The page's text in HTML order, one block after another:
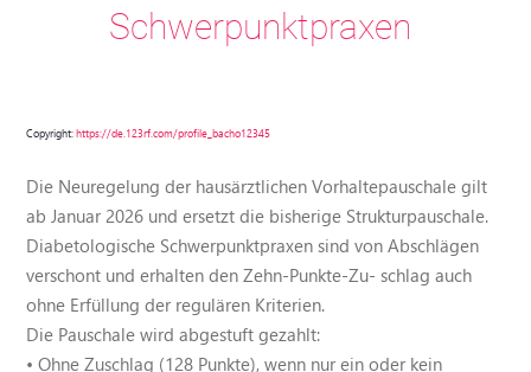
Schwerpunktpraxen
Copyright:https://de.123rf.com/profile_bacho12345
Die Neuregelung der hausärztlichen Vorhaltepauschale gilt
ab Januar 2026 und ersetzt die bisherige Strukturpauschale.
Diabetologische Schwerpunktpraxen sind von Abschlägen
verschont und erhalten den Zehn-Punkte-Zu- schlag auch
ohne Erfüllung der regulären Kriterien.
Die Pauschale wird abgestuft gezahlt:
• Ohne Zuschlag (128 Punkte), wenn nur ein oder kein